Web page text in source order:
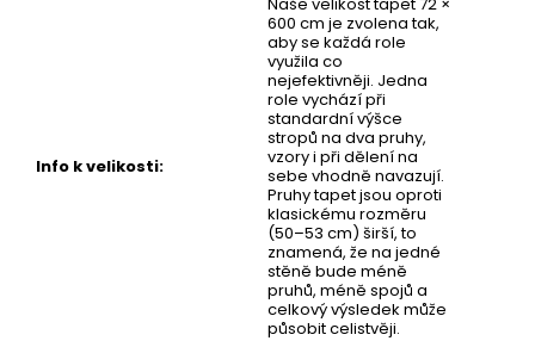
Info k velikosti:
600 cm je zvolena tak,
aby se každá role
využila co
nejefektivněji. Jedna
role vychází při
standardní výšce
stropů na dva pruhy,
vzory i při dělení na
sebe vhodně navazují.
Pruhy tapet jsou oproti
klasickému rozměru
(50–53 cm) širší, to
znamená, že na jedné
stěně bude méně
pruhů, méně spojů a
celkový výsledek může
působit celistvěji.
TAM